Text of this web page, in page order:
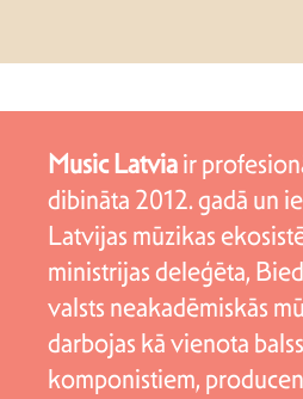
Music Latviair
dibināta 2012. gadā un
Latvijas mūzikas
ministrijas deleģēta,
valsts neakadēmiskās
darbojas kā vienota
komponistiem,